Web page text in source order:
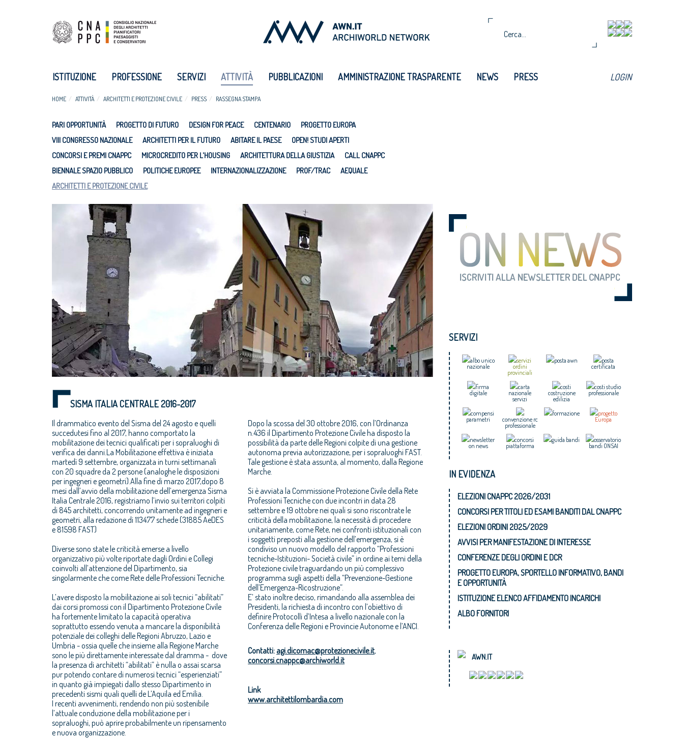
ISTITUZIONE PROFESSIONE SERVIZI ATTIVITÀ PUBBLICAZIONI AMMINISTRAZIONE TRASPARENTE NEWS PRESS LOGIN
HOME ATTIVITÀ ARCHITETTI E PROTEZIONE CIVILE PRESS RASSEGNA STAMPA
PARI OPPORTUNITÀ PROGETTO DI FUTURO DESIGN FOR PEACE CENTENARIO
PROGETTO EUROPA
VIII CONGRESSO NAZIONALE
ARCHITETTI PER IL FUTURO ABITARE IL PAESE
OPEN! STUDI APERTI
CONCORSI E PREMI CNAPPC
MICROCREDITO PER L'HOUSING ARCHITETTURA DELLA GIUSTIZIA
CALL CNAPPC
BIENNALE SPAZIO PUBBLICO
POLITICHE EUROPEE INTERNAZIONALIZZAZIONE PROF/TRAC
AEQUALE
ARCHITETTI E PROTEZIONE CIVILE
SISMA ITALIA CENTRALE 2016-2017
Il drammatico evento del Sisma del 24 agosto e quelli
succedutesi fino al 2017, hanno comportato la
mobilitazione dei tecnici qualificati per i sopraluoghi di
verifica dei danni.La Mobilitazione effettiva è iniziata
martedì 9 settembre, organizzata in turni settimanali
con 20 squadre da 2 persone (analoghe le disposizioni
per ingegneri e geometri).Alla fine di marzo 2017,dopo 8
mesi dall’avvio della mobilitazione dell’emergenza Sisma
Italia Centrale 2016, registriamo l’invio sui territori colpiti
di 845 architetti, concorrendo unitamente ad ingegneri e
geometri, alla redazione di 113477 schede (31885 AeDES
e 81598 FAST)
Diverse sono state le criticità emerse a livello
organizzativo più volte riportate dagli Ordini e Collegi
coinvolti all’attenzione del Dipartimento, sia
singolarmente che come Rete delle Professioni Tecniche.
L’avere disposto la mobilitazione ai soli tecnici “abilitati”
dai corsi promossi con il Dipartimento Protezione Civile
ha fortemente limitato la capacità operativa
soprattutto essendo venuta a mancare la disponibilità
potenziale dei colleghi delle Regioni Abruzzo, Lazio e
Umbria - ossia quelle che insieme alla Regione Marche
sono le più direttamente interessate dal dramma - dove
la presenza di architetti “abilitati” è nulla o assai scarsa
pur potendo contare di numerosi tecnici “esperienziati”
in quanto già impiegati dallo stesso Dipartimento in
precedenti sismi quali quelli de L’Aquila ed Emilia.
I recenti avvenimenti, rendendo non più sostenibile
l’attuale conduzione della mobilitazione per i
sopraluoghi, può aprire probabilmente un ripensamento
e nuova organizzazione.
Dopo la scossa del 30 ottobre 2016, con l’Ordinanza
n.436 il Dipartimento Protezione Civile ha disposto la
possibilità da parte delle Regioni colpite di una gestione
autonoma previa autorizzazione, per i sopraluoghi FAST.
Tale gestione è stata assunta, al momento, dalla Regione
Marche.
Si è avviata la Commissione Protezione Civile della Rete
Professioni Tecniche con due incontri in data 28
settembre e 19 ottobre nei quali si sono riscontrate le
criticità della mobilitazione, la necessità di procedere
unitariamente, come Rete, nei confronti istituzionali con
i soggetti preposti alla gestione dell’emergenza, si è
condiviso un nuovo modello del rapporto “Professioni
tecniche-Istituzioni- Società civile” in ordine ai temi della
Protezione civile traguardando un più complessivo
programma sugli aspetti della “Prevenzione-Gestione
dell’Emergenza-Ricostruzione”.
E’ stato inoltre deciso, rimandando alla assemblea dei
Presidenti, la richiesta di incontro con l’obiettivo di
definire Protocolli d’Intesa a livello nazionale con la
Conferenza delle Regioni e Provincie Autonome e l’ANCI.
Contatti: agi.dicomac@protezionecivile.it,
concorsi.cnappc@archiworld.it
Link
www.architettilombardia.com
SERVIZI
albo unico
nazionale
servizi
ordini
provinciali
posta awn
posta
certificata
firma
digitale
carta
nazionale
servizi
costi
costruzione
edilizia
costi studio
professionale
compensi
parametri
convenzione rc
professionale
formazione
progetto
Europa
newsletter
on news
concorsi
piattaforma
guida bandi
osservatorio
bandi ONSAI
IN EVIDENZA
ELEZIONI CNAPPC 2026/2031
CONCORSI PER TITOLI ED ESAMI BANDITI DAL CNAPPC
ELEZIONI ORDINI 2025/2029
AVVISI PER MANIFESTAZIONE DI INTERESSE
CONFERENZE DEGLI ORDINI E DCR
PROGETTO EUROPA, SPORTELLO INFORMATIVO, BANDI
E OPPORTUNITÀ
ISTITUZIONE ELENCO AFFIDAMENTO INCARICHI
ALBO FORNITORI
AWN.IT